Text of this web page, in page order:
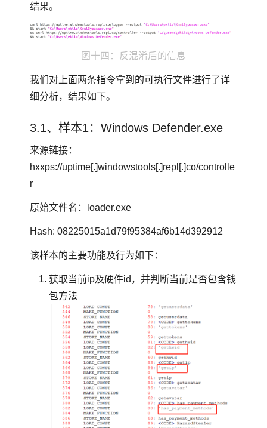
结果。
图十四：反混淆后的信息
我们对上面两条指令拿到的可执行文件进行了详
细分析，结果如下。
3.1、样本1：Windows Defender.exe
来源链接：
hxxps://uptime[.]windowstools[.]repl[.]co/controlle
r
原始文件名：loader.exe
Hash: 08225015a1d79f95384af6b14d392912
该样本的主要功能及行为如下：
获取当前ip及硬件id，并判断当前是否包含钱
包方法